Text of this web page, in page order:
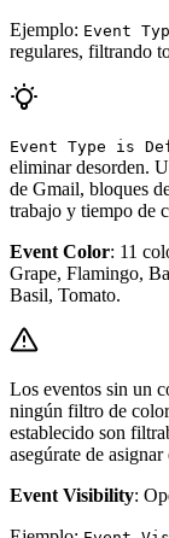
Ejemplo: Event
regulares, filtrando
Event Type is
eliminar desorden.
de Gmail, bloques
trabajo y tiempo de
Event Color: 11
Grape, Flamingo,
Basil, Tomato.
Los eventos sin un
ningún filtro de
establecido son
asegúrate de
Event Visibility: